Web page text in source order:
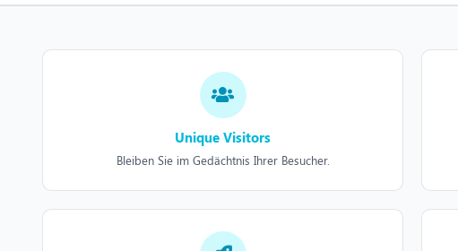
Unique Visitors
Bleiben Sie im Gedächtnis Ihrer Besucher.